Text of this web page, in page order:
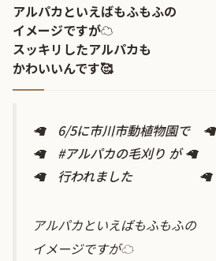
アルパカといえばもふもふの
イメージですが☁️
スッキリしたアルパカも
かわいいんです🥰
🦙 6/5に市川市動植物園で 🦙
🦙 #アルパカの毛刈り が 🦙
🦙 行われました 🦙
アルパカといえばもふもふの
イメージですが☁️